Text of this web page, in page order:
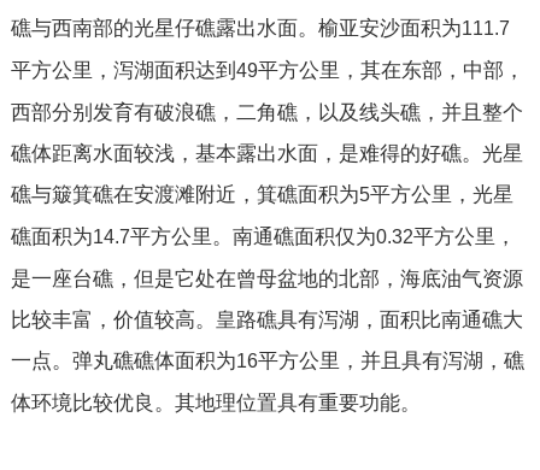
礁与西南部的光星仔礁露出水面。榆亚安沙面积为111.7
平方公里，泻湖面积达到49平方公里，其在东部，中部，
西部分别发育有破浪礁，二角礁，以及线头礁，并且整个
礁体距离水面较浅，基本露出水面，是难得的好礁。光星
礁与簸箕礁在安渡滩附近，箕礁面积为5平方公里，光星
礁面积为14.7平方公里。南通礁面积仅为0.32平方公里，
是一座台礁，但是它处在曾母盆地的北部，海底油气资源
比较丰富，价值较高。皇路礁具有泻湖，面积比南通礁大
一点。弹丸礁礁体面积为16平方公里，并且具有泻湖，礁
体环境比较优良。其地理位置具有重要功能。